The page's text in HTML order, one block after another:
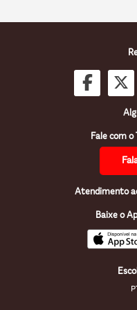
Fale com o
Atendimento
Baixe o